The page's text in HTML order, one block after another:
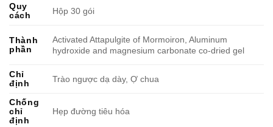
Quy
cách
Hộp 30 gói
Thành
phần
Activated Attapulgite of Mormoiron, Aluminum
hydroxide and magnesium carbonate co-dried gel
Chỉ
định
Trào ngược dạ dày, Ợ chua
Chống
chỉ
định
Hẹp đường tiêu hóa